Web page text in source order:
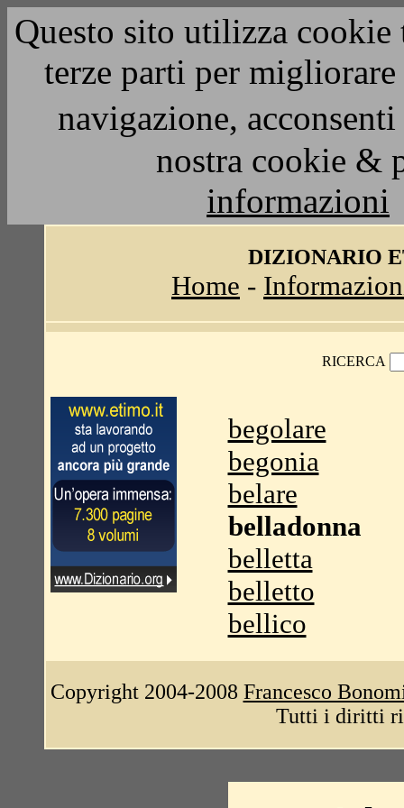
Questo sito utilizza
terze parti per
navigazione,
nostra cookie &
informazioni
DIZIONARIO
Home -
RICERCA
begolare
begonia
belare
belladonna
belletta
belletto
bellico
Copyright 2004-2008 Francesco
Tutti i diritti